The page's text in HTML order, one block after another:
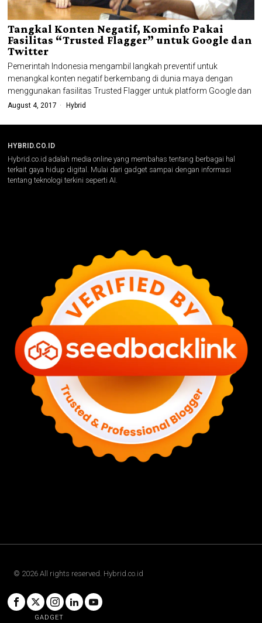
Tangkal Konten Negatif, Kominfo Pakai
Fasilitas “Trusted Flagger” untuk Google dan
Twitter
Pemerintah Indonesia mengambil langkah preventif untuk
menangkal konten negatif berkembang di dunia maya dengan
menggunakan fasilitas Trusted Flagger untuk platform Google dan
August 4, 2017 Hybrid
HYBRID.CO.ID
Hybrid.co.id adalah media online yang membahas tentang berbagai hal
terkait gaya hidup digital. Mulai dari gadget sampai dengan informasi
tentang teknologi terkini seperti AI.
© 2026 All rights reserved. Hybrid.co.id
GADGET